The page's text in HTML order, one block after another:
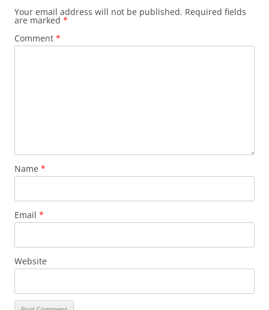
Your email address will not be published. Required fields
are marked *
Comment *
Name *
Email *
Website